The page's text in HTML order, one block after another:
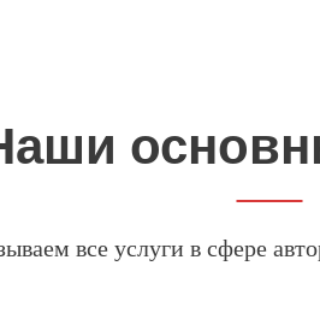
все услуги в сфере